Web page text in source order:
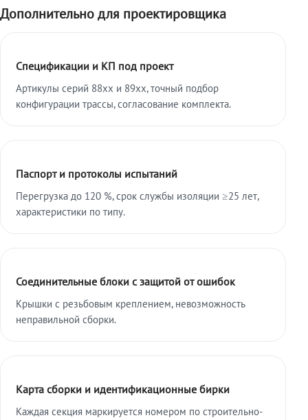
Дополнительно для проектировщика
Спецификации и КП под проект
Артикулы серий 88xx и 89xx, точный подбор
конфигурации трассы, согласование комплекта.
Паспорт и протоколы испытаний
Перегрузка до 120 %, срок службы изоляции ≥25 лет,
характеристики по типу.
Соединительные блоки с защитой от ошибок
Крышки с резьбовым креплением, невозможность
неправильной сборки.
Карта сборки и идентификационные бирки
Каждая секция маркируется номером по строительно-